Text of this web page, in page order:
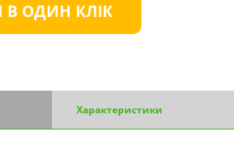
В ОДИН КЛІК
Характеристики